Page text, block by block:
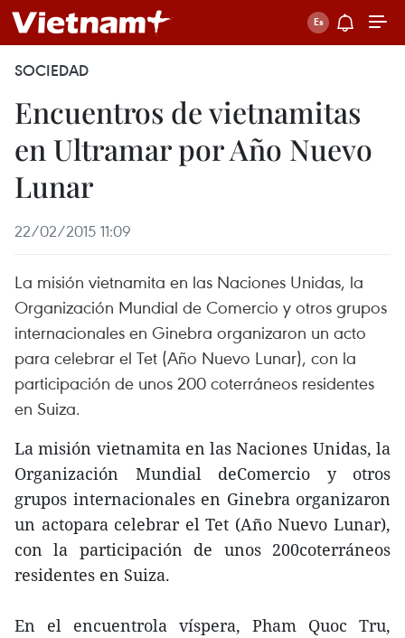
SOCIEDAD
Encuentros de vietnamitas
en Ultramar por Año Nuevo
Lunar
22/02/2015 11:09
La misión vietnamita en las Naciones Unidas, la
Organización Mundial de Comercio y otros grupos
internacionales en Ginebra organizaron un acto
para celebrar el Tet (Año Nuevo Lunar), con la
participación de unos 200 coterráneos residentes
en Suiza.
La misión vietnamita en las Naciones Unidas, la
Organización Mundial deComercio y otros
grupos internacionales en Ginebra organizaron
un actopara celebrar el Tet (Año Nuevo Lunar),
con la participación de unos 200coterráneos
residentes en Suiza.
En el encuentrola víspera, Pham Quoc Tru,